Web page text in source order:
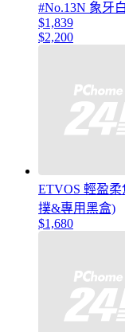
#No.13N 象牙白
$1,839
$2,200
ETVOS 輕盈柔
撲&專用黑盒)
$1,680